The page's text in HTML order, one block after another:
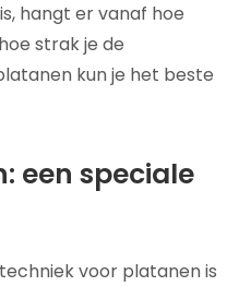
hangt er vanaf hoe
strak je de
kun je het beste
een speciale
voor platanen is